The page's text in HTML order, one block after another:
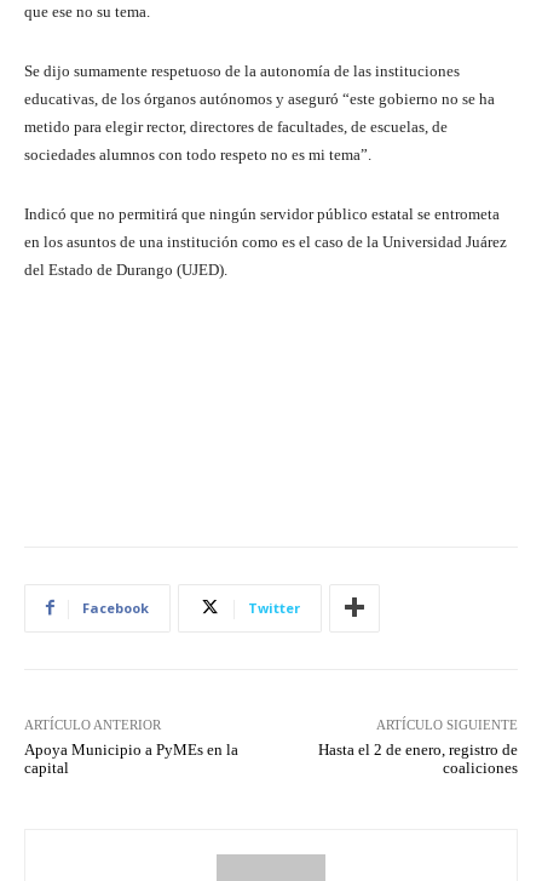
que ese no su tema.
Se dijo sumamente respetuoso de la autonomía de las instituciones
educativas, de los órganos autónomos y aseguró “este gobierno no se ha
metido para elegir rector, directores de facultades, de escuelas, de
sociedades alumnos con todo respeto no es mi tema”.
Indicó que no permitirá que ningún servidor público estatal se entrometa
en los asuntos de una institución como es el caso de la Universidad Juárez
del Estado de Durango (UJED).
Facebook Twitter
ARTÍCULO ANTERIOR
Apoya Municipio a PyMEs en la
capital
ARTÍCULO SIGUIENTE
Hasta el 2 de enero, registro de
coaliciones